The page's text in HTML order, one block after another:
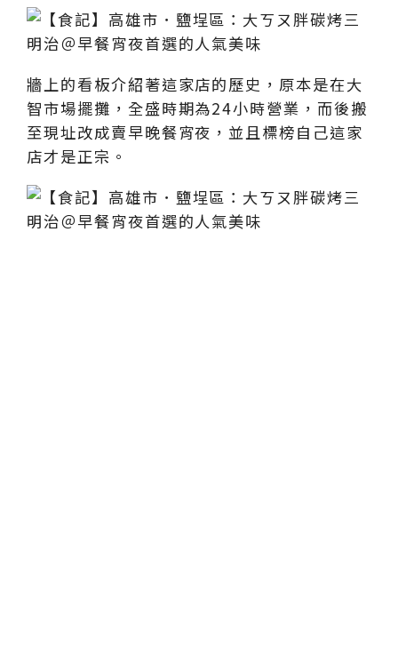
牆上的看板介紹著這家店的歷史，原本是在大
智市場擺攤，全盛時期為24小時營業，而後搬
至現址改成賣早晚餐宵夜，並且標榜自己這家
店才是正宗。